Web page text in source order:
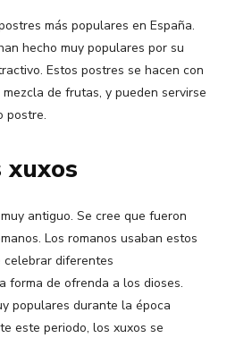
más populares en España.
hecho muy populares por su
Estos postres se hacen con
de frutas, y pueden servirse
postre.
xuxos
antiguo. Se cree que fueron
Los romanos usaban estos
celebrar diferentes
forma de ofrenda a los dioses.
populares durante la época
este periodo, los xuxos se